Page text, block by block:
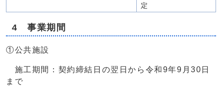
定
4 事業期間
①公共施設
施工期間：契約締結日の翌日から令和9年9月30日
まで